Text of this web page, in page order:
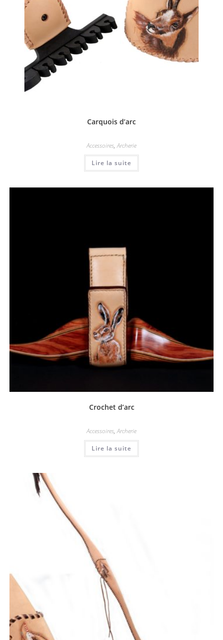
Carquois d’arc
Accessoires,Archerie
Lire la suite
Crochet d’arc
Accessoires,Archerie
Lire la suite